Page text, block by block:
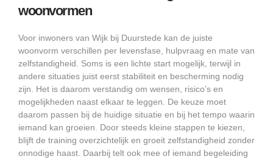
woonvormen
Voor inwoners van Wijk bij Duurstede kan de juiste
woonvorm verschillen per levensfase, hulpvraag en mate van
zelfstandigheid. Soms is een lichte start mogelijk, terwijl in
andere situaties juist eerst stabiliteit en bescherming nodig
zijn. Het is daarom verstandig om wensen, risico’s en
mogelijkheden naast elkaar te leggen. De keuze moet
daarom passen bij de huidige situatie en bij het tempo waarin
iemand kan groeien. Door steeds kleine stappen te kiezen,
blijft de training overzichtelijk en groeit zelfstandigheid zonder
onnodige haast. Daarbij telt ook mee of iemand begeleiding